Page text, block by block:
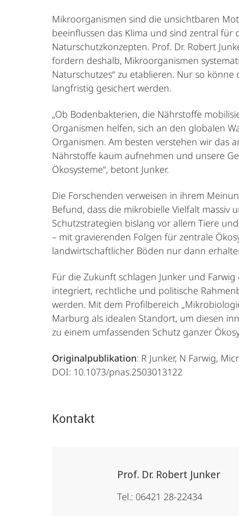
Mikroorganismen sind die unsichtbaren
beeinflussen das Klima und sind zentral für
Naturschutzkonzepten. Prof. Dr. Robert
fordern deshalb, Mikroorganismen
Naturschutzes“ zu etablieren. Nur so
langfristig gesichert werden.
„Ob Bodenbakterien, die Nährstoffe
Organismen helfen, sich an den globalen
Organismen. Am besten verstehen wir das
Nährstoffe kaum aufnehmen und unsere
Ökosysteme“, betont Junker.
Die Forschenden verweisen in ihrem
Befund, dass die mikrobielle Vielfalt
Schutzstrategien bislang vor allem Tiere
– mit gravierenden Folgen für zentrale
landwirtschaftlicher Böden nur dann
Für die Zukunft schlagen Junker und
integriert, rechtliche und politische
werden. Mit dem Profilbereich
Marburg als idealen Standort, um diesen
zu einem umfassenden Schutz ganzer
Originalpublikation: R Junker, N Farwig,
DOI: 10.1073/pnas.2503013122
Kontakt
Prof. Dr. Robert Junker
Tel.: 06421 28-22434